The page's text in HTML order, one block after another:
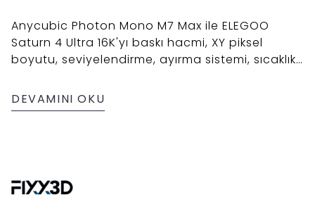
Anycubic Photon Mono M7 Max ile ELEGOO
Saturn 4 Ultra 16K'yı baskı hacmi, XY piksel
boyutu, seviyelendirme, ayırma sistemi, sıcaklık
tarafsız biçimde karşılaştırır.
DEVAMINI OKU